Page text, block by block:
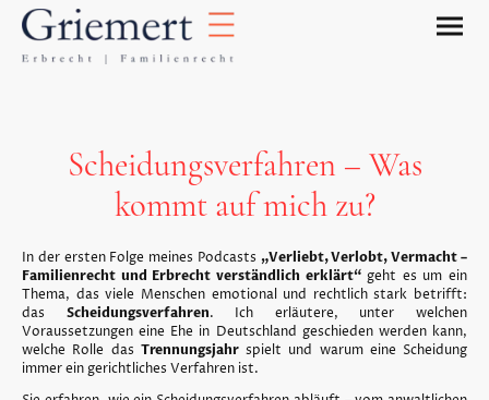
Scheidungsverfahren – Was
kommt auf mich zu?
In der ersten Folge meines Podcasts „Verliebt, Verlobt, Vermacht –
Familienrecht und Erbrecht verständlich erklärt“geht es um ein
Thema, das viele Menschen emotional und rechtlich stark betrifft:
das Scheidungsverfahren. Ich erläutere, unter welchen
Voraussetzungen eine Ehe in Deutschland geschieden werden kann,
welche Rolle das Trennungsjahrspielt und warum eine Scheidung
immer ein gerichtliches Verfahren ist.